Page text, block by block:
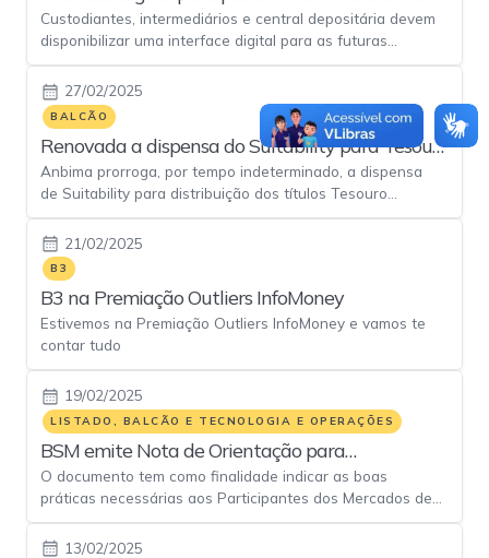
de ativos será disponibilizada em julho
Custodiantes, intermediários e central depositária devem
disponibilizar uma interface digital para as futuras
solicitações de transferência.
BALCÃO
27/02/2025
Renovada a dispensa do Suitability para Tesouro
Educa+ e Tesouro Renda+
Anbima prorroga, por tempo indeterminado, a dispensa
de Suitability para distribuição dos títulos Tesouro
Educa+ e Tesouro Renda+.
B3
21/02/2025
B3 na Premiação Outliers InfoMoney
Estivemos na Premiação Outliers InfoMoney e vamos te
contar tudo
LISTADO, BALCÃO E TECNOLOGIA E OPERAÇÕES
19/02/2025
BSM emite Nota de Orientação para
transferência de valores mobiliários e ativos
financeiros
O documento tem como finalidade indicar as boas
práticas necessárias aos Participantes dos Mercados de
Listado e Balcão da B3
13/02/2025